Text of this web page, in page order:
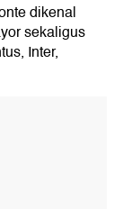
dikenal
sekaligus
Inter,